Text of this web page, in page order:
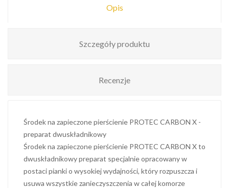
Opis
Szczegóły produktu
Recenzje
Środek na zapieczone pierścienie PROTEC CARBON X -
preparat dwuskładnikowy
Środek na zapieczone pierścienie PROTEC CARBON X to
dwuskładnikowy preparat specjalnie opracowany w
postaci pianki o wysokiej wydajności, który rozpuszcza i
usuwa wszystkie zanieczyszczenia w całej komorze